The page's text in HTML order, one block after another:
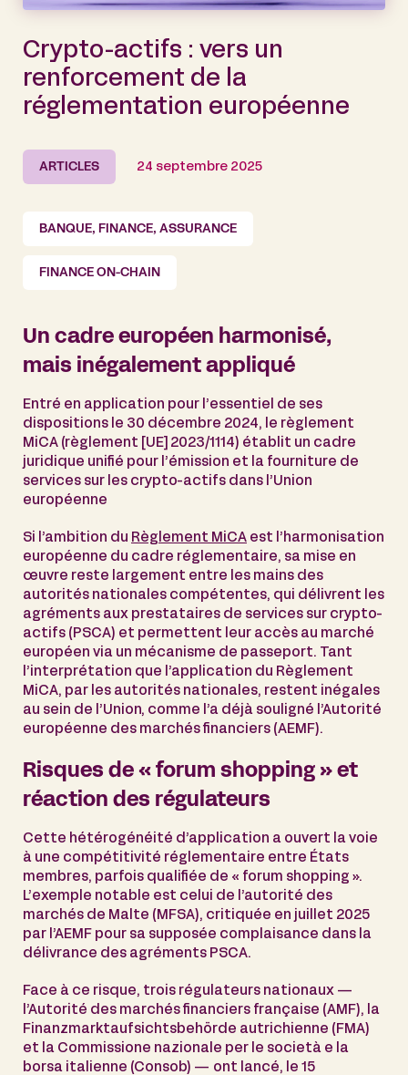
Crypto-actifs : vers un
renforcement de la
réglementation européenne
ARTICLES 24 septembre 2025
BANQUE, FINANCE, ASSURANCE
FINANCE ON-CHAIN
Un cadre européen harmonisé,
mais inégalement appliqué
Entré en application pour l’essentiel de ses
dispositions le 30 décembre 2024, le règlement
MiCA (règlement [UE] 2023/1114) établit un cadre
juridique unifié pour l’émission et la fourniture de
services sur les crypto-actifs dans l’Union
européenne
Si l’ambition du Règlement MiCA est l’harmonisation
européenne du cadre réglementaire, sa mise en
œuvre reste largement entre les mains des
autorités nationales compétentes, qui délivrent les
agréments aux prestataires de services sur crypto-
actifs (PSCA) et permettent leur accès au marché
européen via un mécanisme de passeport. Tant
l’interprétation que l’application du Règlement
MiCA, par les autorités nationales, restent inégales
au sein de l’Union, comme l’a déjà souligné l’Autorité
européenne des marchés financiers (AEMF).
Risques de « forum shopping » et
réaction des régulateurs
Cette hétérogénéité d’application a ouvert la voie
à une compétitivité réglementaire entre États
membres, parfois qualifiée de « forum shopping ».
L’exemple notable est celui de l’autorité des
marchés de Malte (MFSA), critiquée en juillet 2025
par l’AEMF pour sa supposée complaisance dans la
délivrance des agréments PSCA.
Face à ce risque, trois régulateurs nationaux —
l’Autorité des marchés financiers française (AMF), la
Finanzmarktaufsichtsbehörde autrichienne (FMA)
et la Commissione nazionale per le società e la
borsa italienne (Consob) — ont lancé, le 15